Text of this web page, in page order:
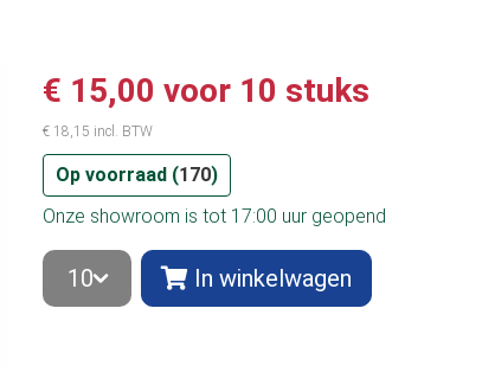
€ 15,00 voor 10 stuks
€ 18,15 incl. BTW
Op voorraad (170)
Onze showroom is tot 17:00 uur geopend
In winkelwagen